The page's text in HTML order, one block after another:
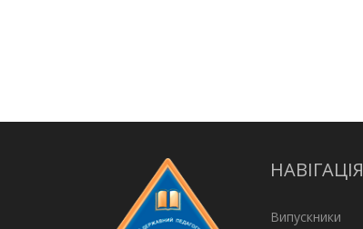
НАВІГАЦІЯ
Випускники